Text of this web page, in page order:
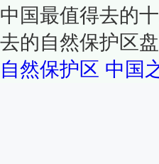
中国最值得去的
去的自然保护区
自然保护区 中国